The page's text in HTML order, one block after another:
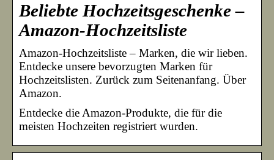
Beliebte Hochzeitsgeschenke –
Amazon-Hochzeitsliste
Amazon-Hochzeitsliste – Marken, die wir lieben.
Entdecke unsere bevorzugten Marken für
Hochzeitslisten. Zurück zum Seitenanfang. Über
Amazon.
Entdecke die Amazon-Produkte, die für die
meisten Hochzeiten registriert wurden.